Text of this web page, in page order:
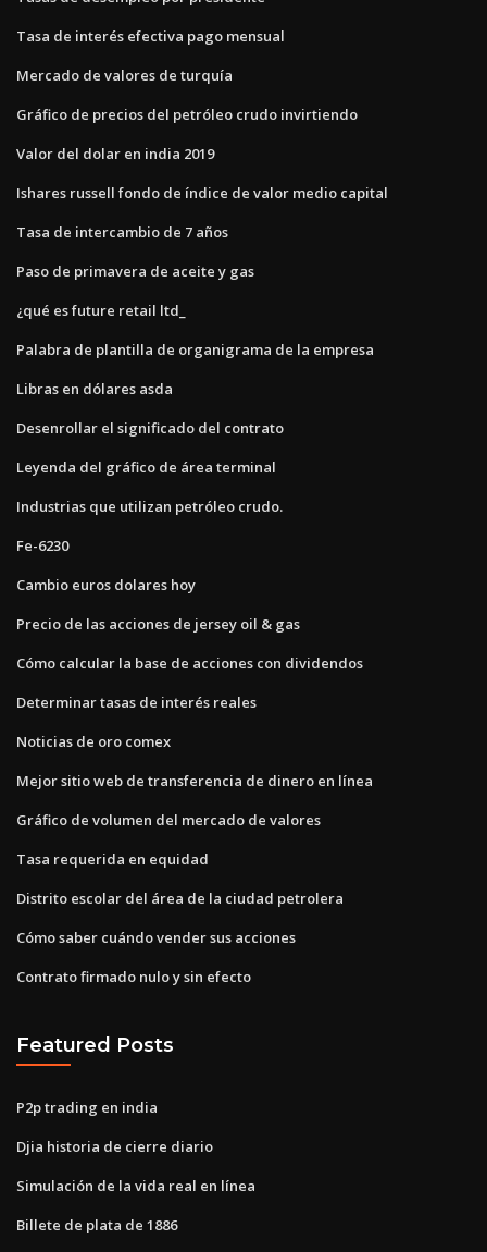
Tasa de interés efectiva pago mensual
Mercado de valores de turquía
Gráfico de precios del petróleo crudo invirtiendo
Valor del dolar en india 2019
Ishares russell fondo de índice de valor medio capital
Tasa de intercambio de 7 años
Paso de primavera de aceite y gas
¿qué es future retail ltd_
Palabra de plantilla de organigrama de la empresa
Libras en dólares asda
Desenrollar el significado del contrato
Leyenda del gráfico de área terminal
Industrias que utilizan petróleo crudo.
Fe-6230
Cambio euros dolares hoy
Precio de las acciones de jersey oil & gas
Cómo calcular la base de acciones con dividendos
Determinar tasas de interés reales
Noticias de oro comex
Mejor sitio web de transferencia de dinero en línea
Gráfico de volumen del mercado de valores
Tasa requerida en equidad
Distrito escolar del área de la ciudad petrolera
Cómo saber cuándo vender sus acciones
Contrato firmado nulo y sin efecto
Featured Posts
P2p trading en india
Djia historia de cierre diario
Simulación de la vida real en línea
Billete de plata de 1886